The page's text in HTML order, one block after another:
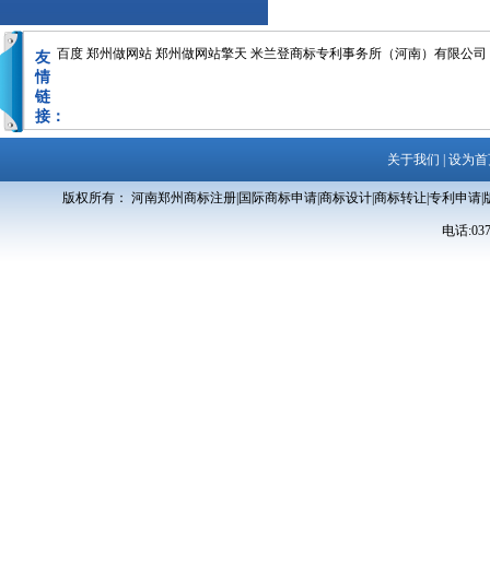
友
情
链
接：
百度 郑州做网站 郑州做网站擎天 米兰登商标专利事务所（河南）有限公司
关于我们 设为
版权所有： 河南郑州商标注册|国际商标申请|商标设计|商标转让|专利申
电话